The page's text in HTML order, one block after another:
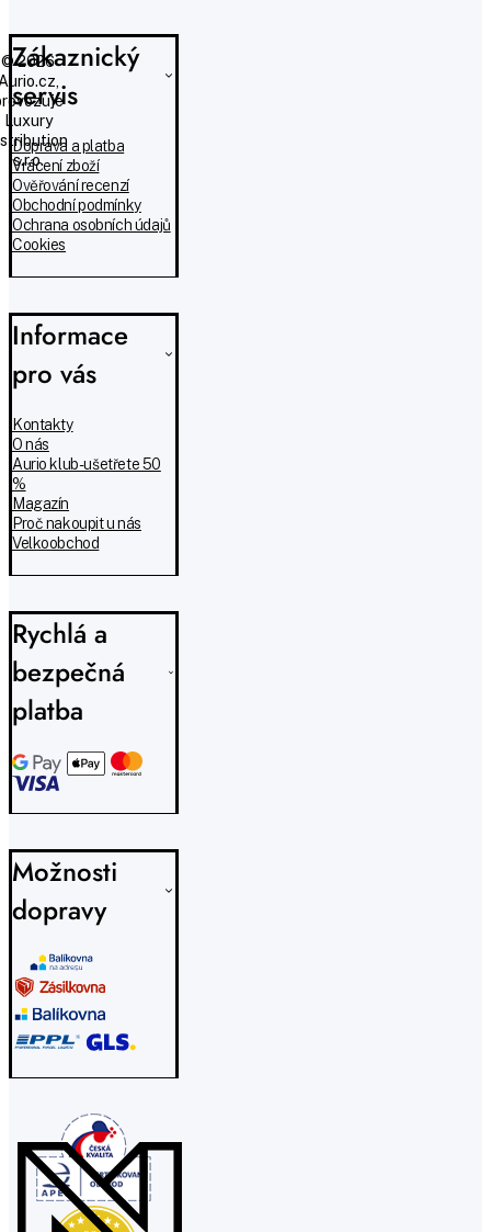
Zákaznický
servis
Doprava a platba
Vrácení zboží
Ověřování recenzí
Obchodní podmínky
Ochrana osobních údajů
Cookies
Informace
pro vás
Kontakty
O nás
Aurio klub - ušetřete 50
%
Magazín
Proč nakoupit u nás
Velkoobchod
Rychlá a
bezpečná
platba
Možnosti
dopravy
© 2026
Luxury
s.r.o.